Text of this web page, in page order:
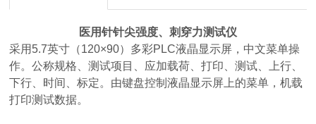
医用针针尖强度、刺穿力测试仪
采用5.7英寸（120×90）多彩PLC液晶显示屏，中文菜单操
作。公称规格、测试项目、应加载荷、打印、测试、上行、
下行、时间、标定。由键盘控制液晶显示屏上的菜单，机载
打印测试数据。